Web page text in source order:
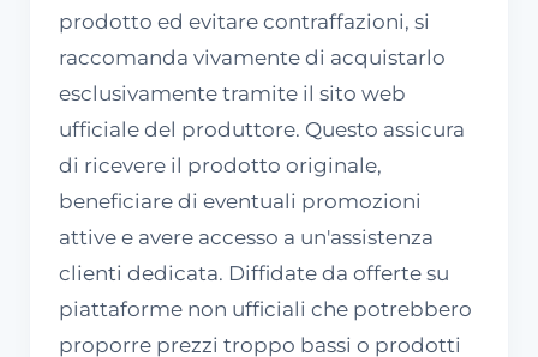
prodotto ed evitare contraffazioni, si
raccomanda vivamente di acquistarlo
esclusivamente tramite il sito web
ufficiale del produttore. Questo assicura
di ricevere il prodotto originale,
beneficiare di eventuali promozioni
attive e avere accesso a un'assistenza
clienti dedicata. Diffidate da offerte su
piattaforme non ufficiali che potrebbero
proporre prezzi troppo bassi o prodotti